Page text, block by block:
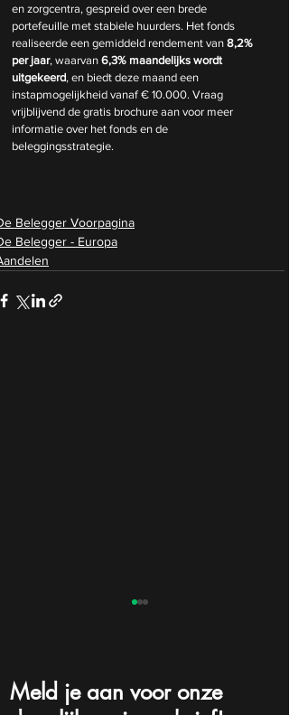
en zorgcentra, gespreid over een brede
portefeuille met stabiele huurders. Het fonds
realiseerde een gemiddeld rendement van 8,2%
per jaar, waarvan 6,3% maandelijks wordt
uitgekeerd, en biedt deze maand een
instapmogelijkheid vanaf € 10.000. Vraag
vrijblijvend de gratis brochure aan voor meer
informatie over het fonds en de
beleggingsstrategie.
Belegger Voorpagina
Belegger - Europa
Meld je aan voor onze